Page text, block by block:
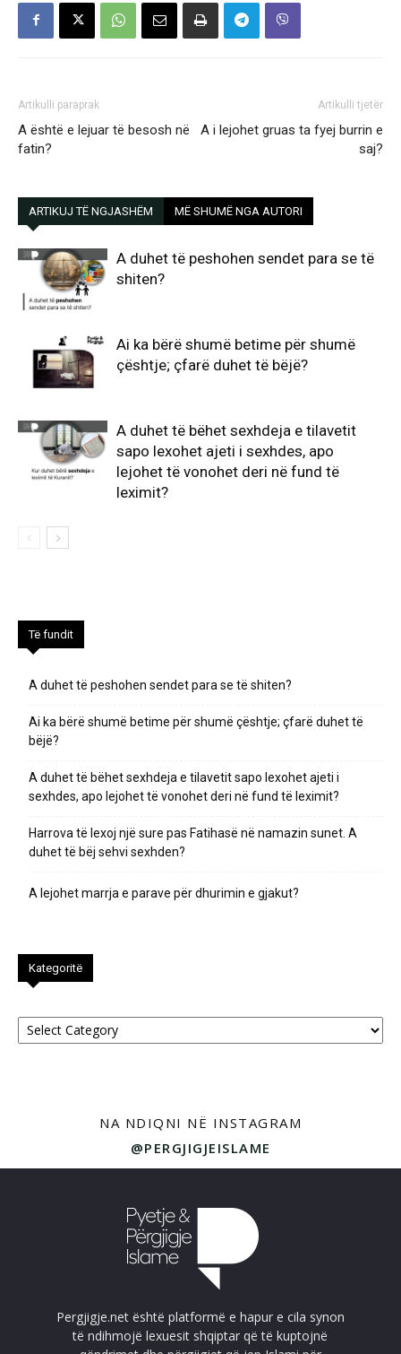
Artikulli paraprak
A është e lejuar të besosh në
fatin?
Artikulli tjetër
A i lejohet gruas ta fyej burrin e
saj?
ARTIKUJ TË NGJASHËM MË SHUMË NGA AUTORI
A duhet të peshohen sendet para se të
shiten?
Ai ka bërë shumë betime për shumë
çështje; çfarë duhet të bëjë?
A duhet të bëhet sexhdeja e tilavetit
sapo lexohet ajeti i sexhdes, apo
lejohet të vonohet deri në fund të
leximit?
Të fundit
A duhet të peshohen sendet para se të shiten?
Ai ka bërë shumë betime për shumë çështje; çfarë duhet të
bëjë?
A duhet të bëhet sexhdeja e tilavetit sapo lexohet ajeti i
sexhdes, apo lejohet të vonohet deri në fund të leximit?
Harrova të lexoj një sure pas Fatihasë në namazin sunet. A
duhet të bëj sehvi sexhden?
A lejohet marrja e parave për dhurimin e gjakut?
Kategoritë
Kategoritë
NA NDIQNI NË INSTAGRAM
@PERGJIGJEISLAME
Pergjigje.net është platformë e hapur e cila synon
të ndihmojë lexuesit shqiptar që të kuptojnë